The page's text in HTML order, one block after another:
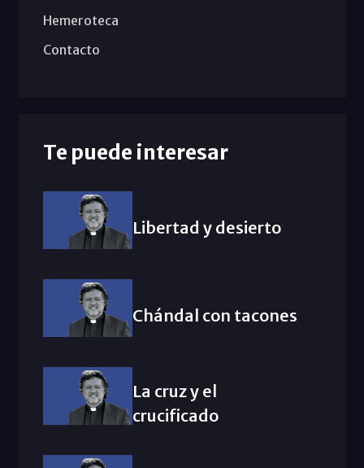
Hemeroteca
Contacto
Te puede interesar
Libertad y desierto
Chándal con tacones
La cruz y el
crucificado